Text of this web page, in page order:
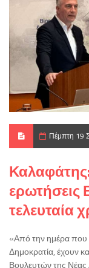
Πέμπτη 19
ερωτήσεις
τελευταία
«Από την ημέρα που
Δημοκρατία, έχουν
Βουλευτών της